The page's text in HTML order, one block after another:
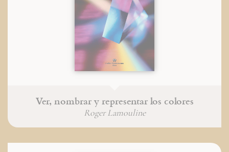
Ver, nombrar y representar los colores
Roger Lamouline